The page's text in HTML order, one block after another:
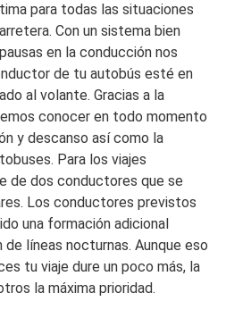
para todas las situaciones
Con un sistema bien
en la conducción nos
de tu autobús esté en
al volante. Gracias a la
conocer en todo momento
y descanso así como la
Para los viajes
de dos conductores que se
Los conductores previstos
una formación adicional
líneas nocturnas. Aunque eso
tu viaje dure un poco más, la
la máxima prioridad.